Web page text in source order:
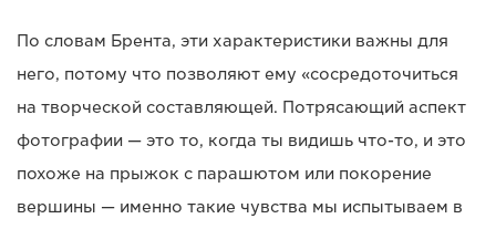
По словам Брента, эти характеристики важны для
него, потому что позволяют ему «сосредоточиться
на творческой составляющей. Потрясающий аспект
фотографии — это то, когда ты видишь что-то, и это
похоже на прыжок с парашютом или покорение
вершины — именно такие чувства мы испытываем в